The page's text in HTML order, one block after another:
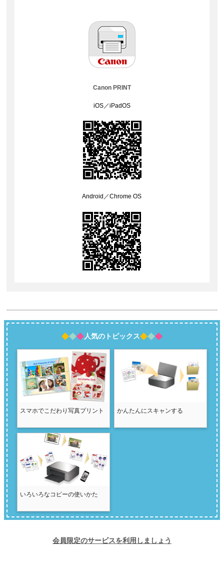
Canon PRINT
iOS／iPadOS
Android ／Chrome OS
人気のトピックス
スマホでこだわり写真プリント かんたんにスキャンする
いろいろなコピーの使いかた
会員限定のサービスを利用しましょう